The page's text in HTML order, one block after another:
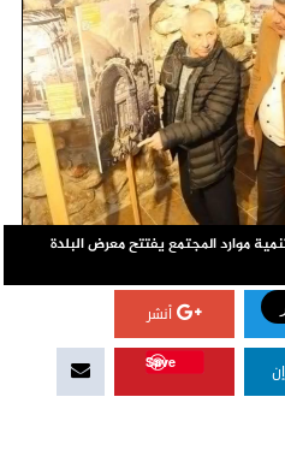
موارد المجتمع يفتتح معرض البلدة
أنشر
Save